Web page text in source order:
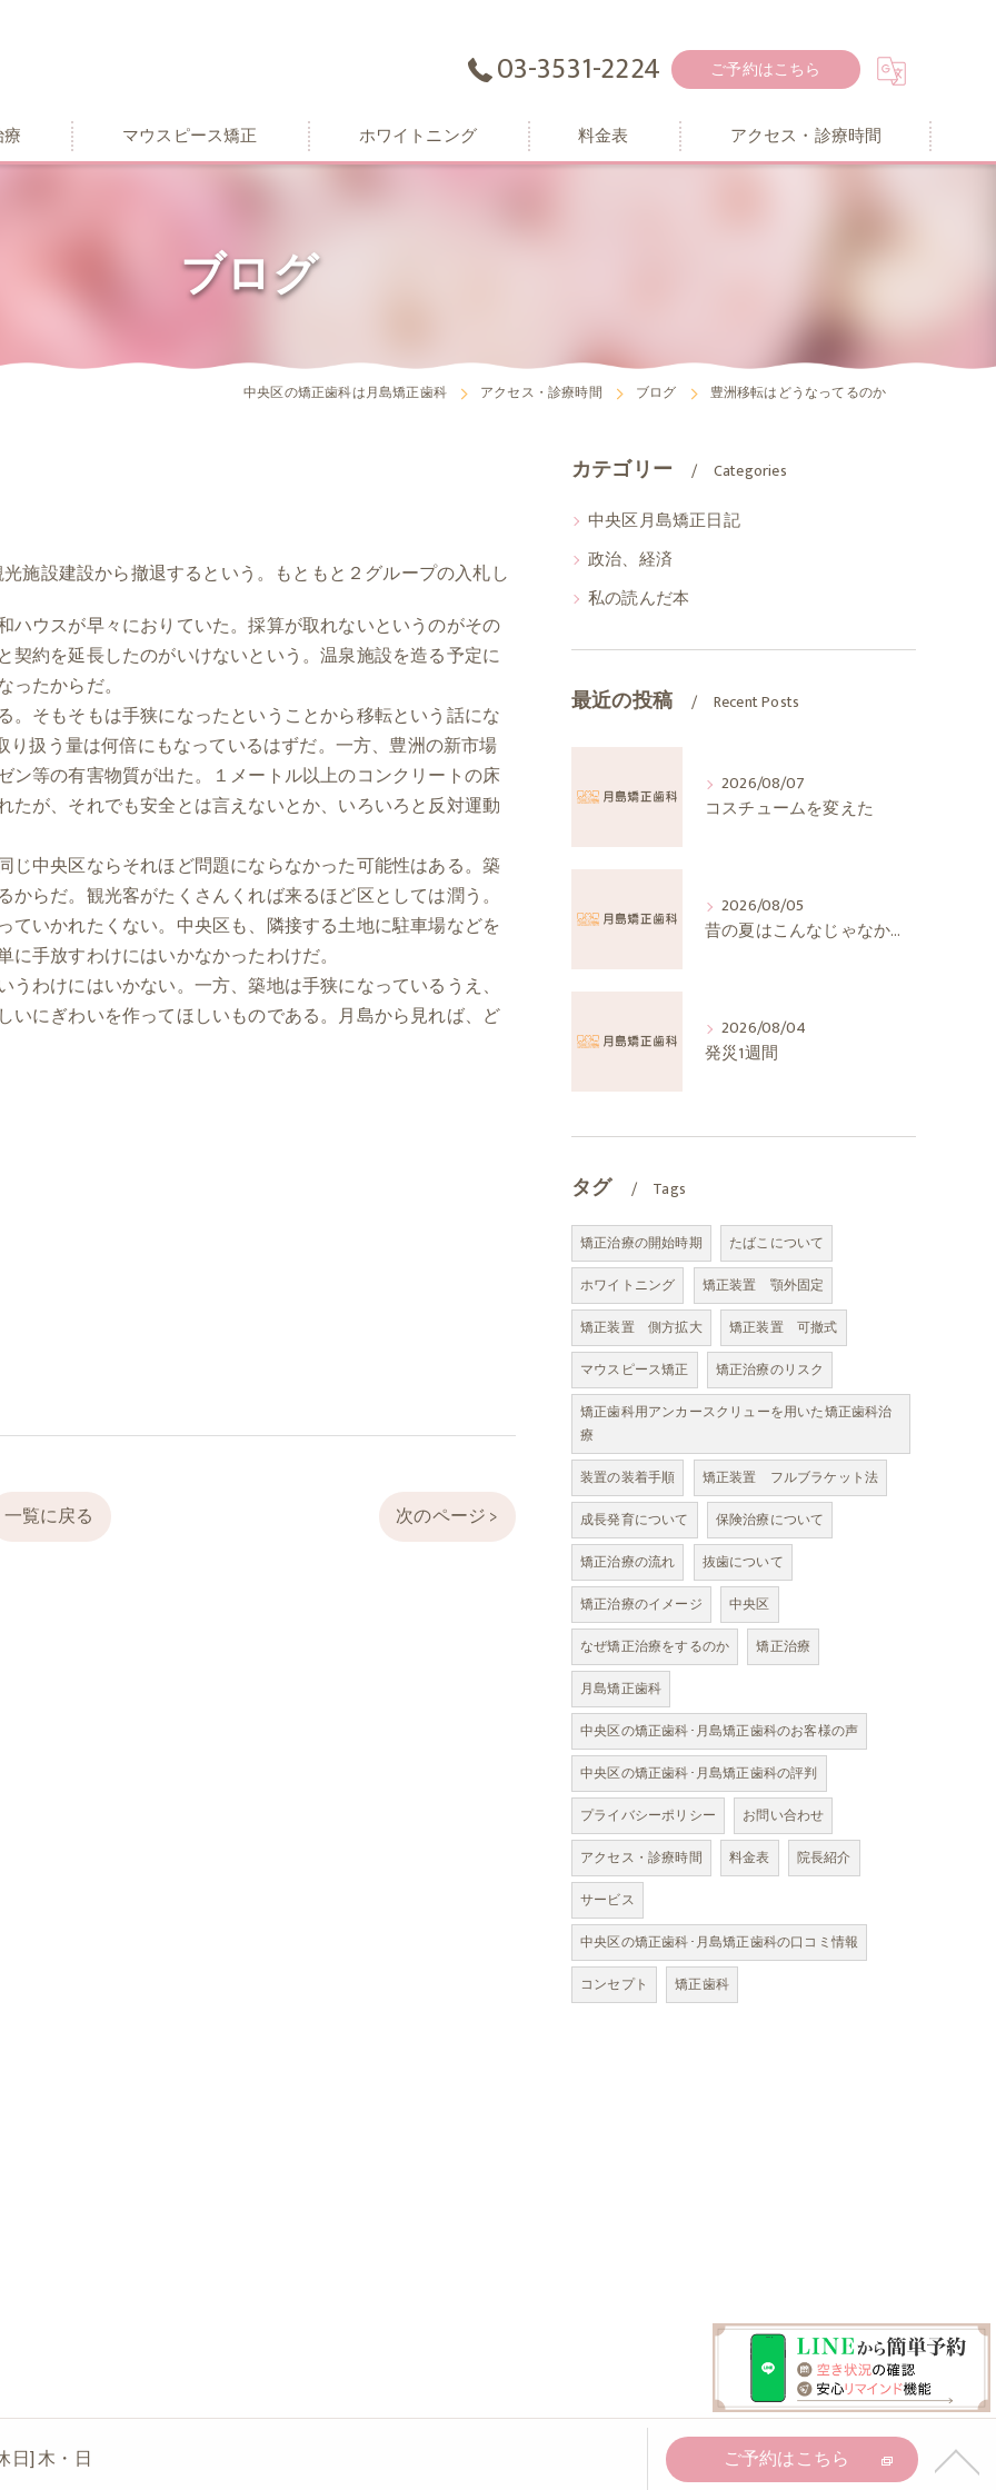
03-3531-2224 ご予約はこちら
マウスピース矯正 ホワイトニング 料金表 アクセス・診療時間
ブログ
中央区の矯正歯科は月島矯正歯科 アクセス・診療時間 ブログ 豊洲移転はどうなってるのか
施設建設から撤退するという。もともと２グループの入札し
ウスが早々におりていた。採算が取れないというのがその
約を延長したのがいけないという。温泉施設を造る予定に
たからだ。
そもそもは手狭になったということから移転という話にな
り扱う量は何倍にもなっているはずだ。一方、豊洲の新市場
等の有害物質が出た。１メートル以上のコンクリートの床
が、それでも安全とは言えないとか、いろいろと反対運動
中央区ならそれほど問題にならなかった可能性はある。築
らだ。観光客がたくさんくれば来るほど区としては潤う。
いかれたくない。中央区も、隣接する土地に駐車場などを
手放すわけにはいかなかったわけだ。
わけにはいかない。一方、築地は手狭になっているうえ、
にぎわいを作ってほしいものである。月島から見れば、ど
一覧に戻る 次のページ >
カテゴリー Categories
中央区月島矯正日記
政治、経済
私の読んだ本
最近の投稿 Recent Posts
2026/08/07
コスチュームを変えた
2026/08/05
昔の夏はこんなじゃなかったか
2026/08/04
発災1週間
タグ Tags
矯正治療の開始時期
たばこについて
ホワイトニング
矯正装置 顎外固定
矯正装置 側方拡大
矯正装置 可撤式
マウスピース矯正
矯正治療のリスク
矯正歯科用アンカースクリューを用いた矯正歯科治
療
装置の装着手順
矯正装置 フルブラケット法
成長発育について
保険治療について
矯正治療の流れ
抜歯について
矯正治療のイメージ
中央区
なぜ矯正治療をするのか
矯正治療
月島矯正歯科
中央区の矯正歯科･月島矯正歯科のお客様の声
中央区の矯正歯科･月島矯正歯科の評判
プライバシーポリシー
お問い合わせ
アクセス・診療時間
料金表
院長紹介
サービス
中央区の矯正歯科･月島矯正歯科の口コミ情報
コンセプト
矯正歯科
日] 木・日 ご予約はこちら